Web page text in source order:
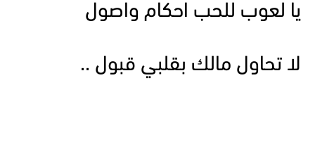
يا لعوب للحب احكام واصول
لا تحاول مالك بقلبي قبول ..